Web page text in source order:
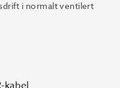
i normalt ventilert